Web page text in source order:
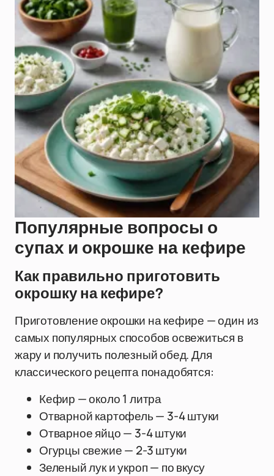
Популярные вопросы о
супах и окрошке на кефире
Как правильно приготовить
окрошку на кефире?
Приготовление окрошки на кефире — один из
самых популярных способов освежиться в
жару и получить полезный обед. Для
классического рецепта понадобятся:
Кефир — около 1 литра
Отварной картофель — 3-4 штуки
Отварное яйцо — 3-4 штуки
Огурцы свежие — 2-3 штуки
Зеленый лук и укроп — по вкусу